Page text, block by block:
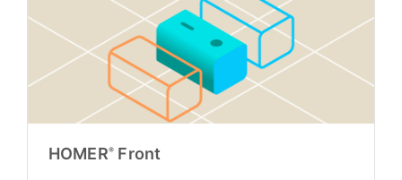
HOMER® Front